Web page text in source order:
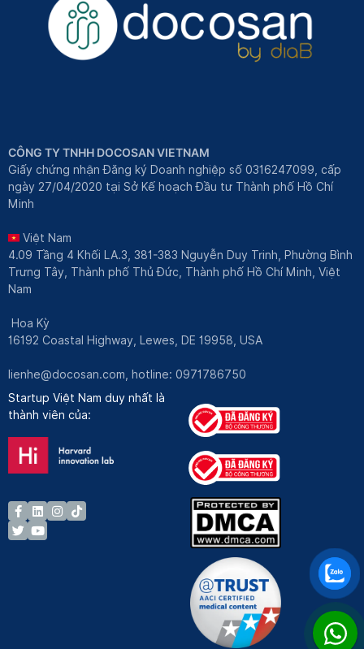
CÔNG TY TNHH DOCOSAN VIETNAM
Giấy chứng nhận Đăng ký Doanh nghiệp số 0316247099, cấp
ngày 27/04/2020 tại Sở Kế hoạch Đầu tư Thành phố Hồ Chí
Minh
Việt Nam
4.09 Tầng 4 Khối LA.3, 381-383 Nguyễn Duy Trinh, Phường Bình
Trưng Tây, Thành phố Thủ Đức, Thành phố Hồ Chí Minh, Việt
Nam
Hoa Kỳ
16192 Coastal Highway, Lewes, DE 19958, USA
lienhe@docosan.com , hotline: 0971786750
Startup Việt Nam duy nhất là
thành viên của: